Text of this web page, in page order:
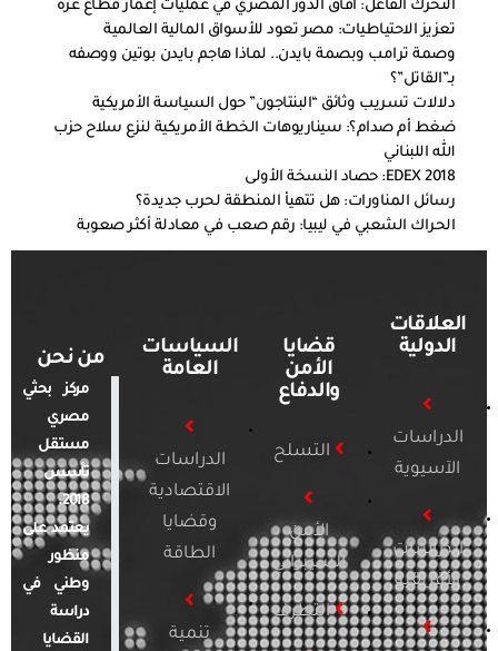
التحرك الفاعل: آفاق الدور المصري في عمليات إعمار قطاع غزة
تعزيز الاحتياطيات: مصر تعود للأسواق المالية العالمية
وصمة ترامب وبصمة بايدن.. لماذا هاجم بايدن بوتين ووصفه
بـ”القاتل”؟
دلالات تسريب وثائق “البنتاجون” حول السياسة الأمريكية
ضغط أم صدام؟: سيناريوهات الخطة الأمريكية لنزع سلاح حزب
الله اللبناني
EDEX 2018: حصاد النسخة الأولى
رسائل المناورات: هل تتهيأ المنطقة لحرب جديدة؟
الحراك الشعبي في ليبيا: رقم صعب في معادلة أكثر صعوبة
العلاقات
الدولية
الدراسات
الآسيوية
الدراسات
الأفريقية
قضايا
الأمن
والدفاع
التسلح
الأمن
السيبراني
التطرف
السياسات
العامة
الدراسات
الاقتصادية
وقضايا
الطاقة
تنمية
من نحن
مركز بحثي
مصري
مستقل
تأسس
2018.
يعتمد على
منظور
وطني في
دراسة
القضايا